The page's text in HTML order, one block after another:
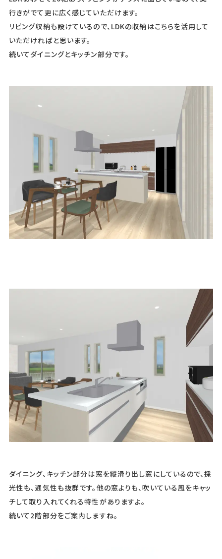
行きがでて更に広く感じていただけます。
リビング収納も設けているので、LDKの収納はこちらを活用して
いただければと思います。
続いてダイニングとキッチン部分です。
ダイニング、キッチン部分は窓を縦滑り出し窓にしているので、採
光性も、通気性も抜群です。他の窓よりも、吹いている風をキャッ
チして取り入れてくれる特性がありますよ。
続いて2階部分をご案内しますね。